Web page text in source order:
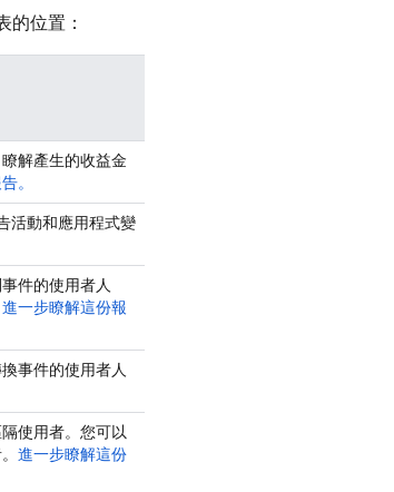
位置：
解產生的收益金
。
活動和應用程式變
件的使用者人
進一步瞭解這份報
事件的使用者人
使用者。您可以
進一步瞭解這份